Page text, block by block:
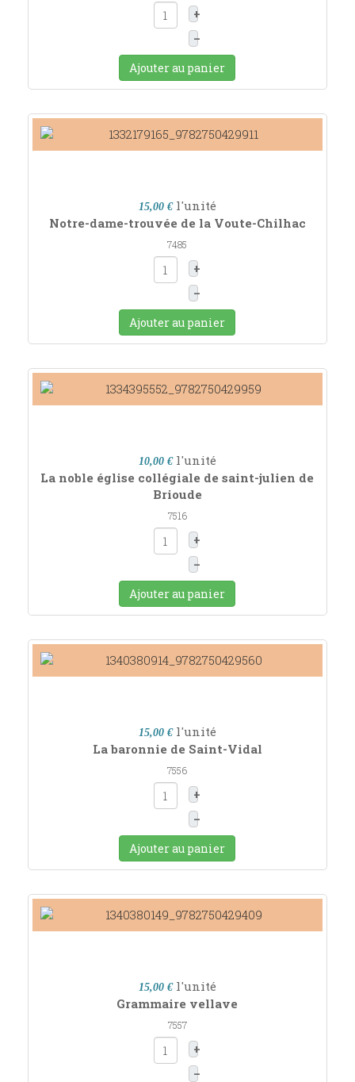
+
–
Ajouter au panier
15,00 € l'unité
Notre-dame-trouvée de la Voute-Chilhac
7485
+
–
Ajouter au panier
10,00 € l'unité
La noble église collégiale de saint-julien de
Brioude
7516
+
–
Ajouter au panier
15,00 € l'unité
La baronnie de Saint-Vidal
7556
+
–
Ajouter au panier
15,00 € l'unité
Grammaire vellave
7557
+
–